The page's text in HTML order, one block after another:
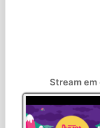
Stream em